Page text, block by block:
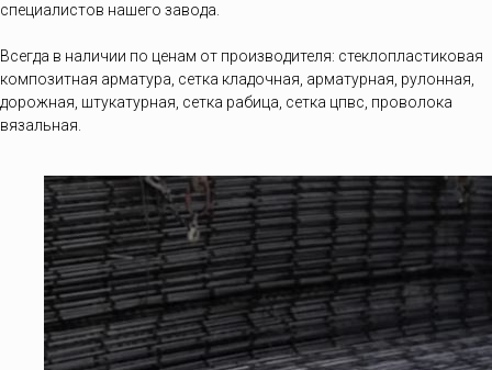
специалистов нашего завода.
Всегда в наличии по ценам от производителя: стеклопластиковая
композитная арматура, сетка кладочная, арматурная, рулонная,
дорожная, штукатурная, сетка рабица, сетка цпвс, проволока
вязальная.